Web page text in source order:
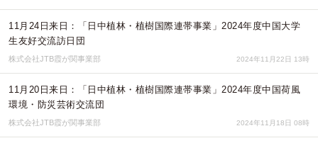
11月24日来日：「日中植林・植樹国際連帯事業」2024年度中国大学
生友好交流訪日団
株式会社JTB霞が関事業部 2024年11月22日 13時
11月20日来日：「日中植林・植樹国際連帯事業」2024年度中国荷風
環境・防災芸術交流団
株式会社JTB霞が関事業部 2024年11月18日 08時